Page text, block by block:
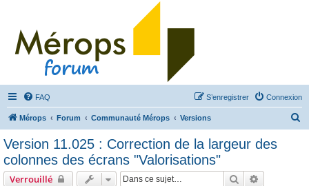
FAQ Connexion
S’enregistrer
Mérops Forum Communauté Mérops Versions
Version 11.025 : Correction de la largeur des
colonnes des écrans "Valorisations"
Verrouillé Rechercher